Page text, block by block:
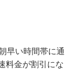
早い時間帯に通
料金が割引にな